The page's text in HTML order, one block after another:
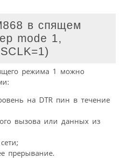
в спящем
mode 1,
режима 1 можно
на DTR пин в течение
вызова или данных из
прерывание.